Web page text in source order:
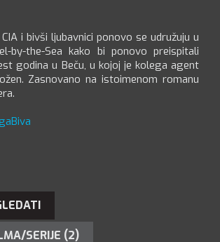
i bivši ljubavnici ponovo se udružuju u
by-the-Sea kako bi ponovo preispitali
godina u Beču, u kojoj je kolega agent
Zasnovano na istoimenom romanu
SERIJE (2)